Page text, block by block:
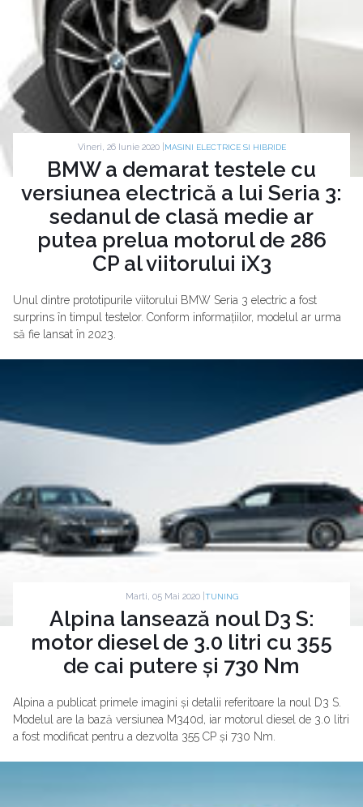
Vineri, 26 Iunie 2020 | MASINI ELECTRICE SI HIBRIDE
BMW a demarat testele cu
versiunea electrică a lui Seria 3:
sedanul de clasă medie ar
putea prelua motorul de 286
CP al viitorului iX3
Unul dintre prototipurile viitorului BMW Seria 3 electric a fost
surprins în timpul testelor. Conform informațiilor, modelul ar urma
să fie lansat în 2023.
Marti, 05 Mai 2020 | TUNING
Alpina lansează noul D3 S:
motor diesel de 3.0 litri cu 355
de cai putere și 730 Nm
Alpina a publicat primele imagini și detalii referitoare la noul D3 S.
Modelul are la bază versiunea M340d, iar motorul diesel de 3.0 litri
a fost modificat pentru a dezvolta 355 CP și 730 Nm.